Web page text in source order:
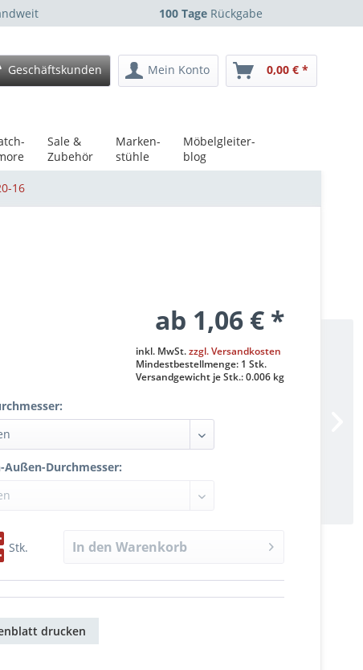
100 Tage Rückgabe
Geschäftskunden Mein Konto 0,00 € *
Sale &
Zubehör
Marken-
stühle
Möbelgleiter-
blog
16
ab 1,06 € *
inkl. MwSt.zzgl. Versandkosten
Mindestbestellmenge: 1 Stk.
Versandgewicht je Stk.: 0.006 kg
Durchmesser:
Stk. In den Warenkorb
drucken